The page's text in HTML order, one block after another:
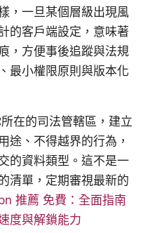
，一旦某個層級出現風
的客戶端設定，意味著
，方便事後追蹤與法規
最小權限原則與版本化
在的司法管轄區，建立
途、不得越界的行為，
的資料類型。這不是一
清單，定期審視最新的
推薦 免費：全面指南
度與解鎖能力